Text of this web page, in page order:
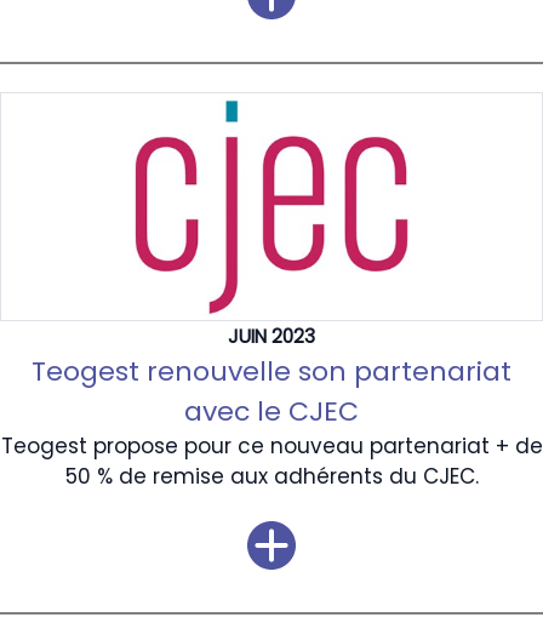
JUIN 2023
Teogest renouvelle son partenariat
avec le CJEC
Teogest propose pour ce nouveau partenariat + de
50 % de remise aux adhérents du CJEC.